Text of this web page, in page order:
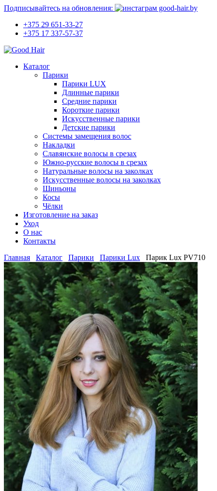
Подписывайтесь на обновления:
+375 29 651-33-27
+375 17 337-57-37
Каталог
Парики
Парики LUX
Длинные парики
Средние парики
Короткие парики
Искусственные парики
Детские парики
Системы замещения волос
Накладки
Славянские волосы в срезах
Южно-русские волосы в срезах
Натуральные волосы на заколках
Искусственные волосы на заколках
Шиньоны
Косы
Чёлки
Изготовление на заказ
Уход
О нас
Контакты
Главная
Каталог Парики Парики Lux Парик Lux PV710